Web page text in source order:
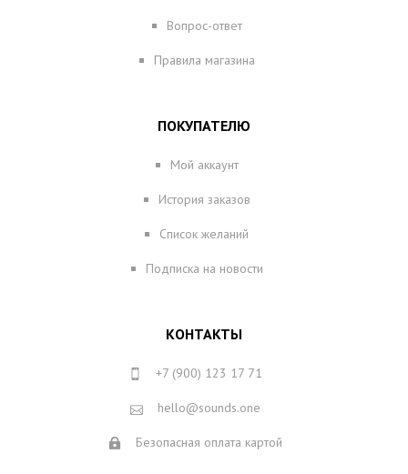
Вопрос-ответ
Правила магазина
ПОКУПАТЕЛЮ
Мой аккаунт
История заказов
Список желаний
Подписка на новости
КОНТАКТЫ
+7 (900) 123 17 71
hello@sounds.one
Безопасная оплата картой